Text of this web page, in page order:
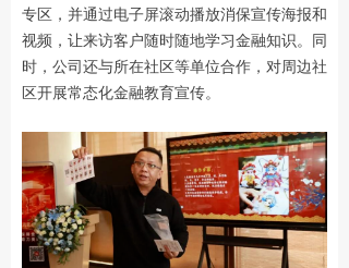
专区，并通过电子屏滚动播放消保宣传海报和
视频，让来访客户随时随地学习金融知识。同
时，公司还与所在社区等单位合作，对周边社
区开展常态化金融教育宣传。